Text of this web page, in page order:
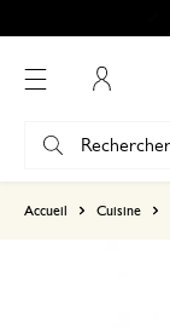
Accueil Cuisine